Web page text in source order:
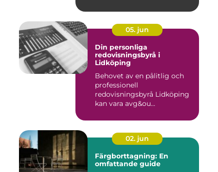
05. jun
Din personliga
redovisningsbyrå i
Lidköping
Behovet av en pålitlig och
professionell
redovisningsbyrå Lidköping
kan vara avg&ou...
02. jun
Färgborttagning: En
omfattande guide